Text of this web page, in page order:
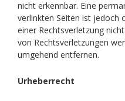
nicht erkennbar. Eine
verlinkten Seiten ist jedoch
einer Rechtsverletzung
von Rechtsverletzungen
umgehend entfernen.
Urheberrecht